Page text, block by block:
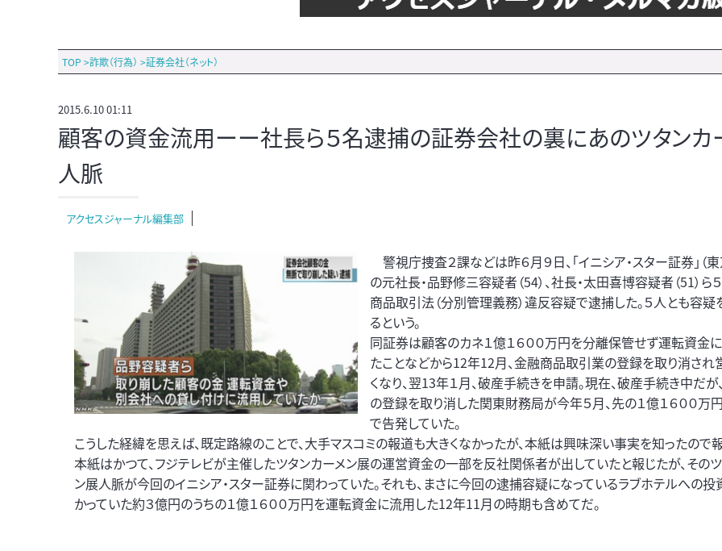
TOP >詐欺（行為） >証券会社（ネット）
2015.6.10 01:11
顧客の資金流用ーー社長ら５名逮捕の証券会社の裏にあのツタンカ
人脈
アクセスジャーナル編集部
警視庁捜査２課などは昨６月９日、「イニシア・スター証券」（
の元社長・品野修三容疑者（54）、社長・太田喜博容疑者（51）ら
商品取引法（分別管理義務）違反容疑で逮捕した。５人とも容
るという。
同証券は顧客のカネ１億１６００万円を分離保管せず運転資金
たことなどから12年12月、金融商品取引業の登録を取り消され
くなり、翌13年１月、破産手続きを申請。現在、破産手続き中だ
の登録を取り消した関東財務局が今年５月、先の１億１６００万
で告発していた。
こうした経緯を思えば、既定路線のことで、大手マスコミの報道も大きくなかったが、本紙は興味深い事実を知ったので
本紙はかつて、フジテレビが主催したツタンカーメン展の運営資金の一部を反社関係者が出していたと報じたが、その
ン展人脈が今回のイニシア・スター証券に関わっていた。それも、まさに今回の逮捕容疑になっているラブホテルへの
かっていた約３億円のうちの１億１６００万円を運転資金に流用した12年11月の時期も含めてだ。